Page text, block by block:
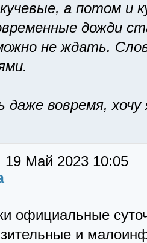
а потом и
дожди
не ждать.
даже вовремя, хочу
19 Май 2023 10:05
официальные
и